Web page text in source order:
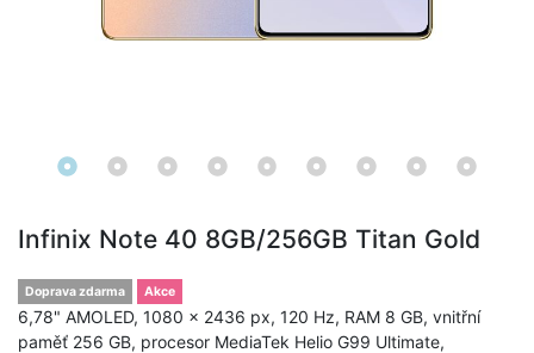
Infinix Note 40 8GB/256GB Titan Gold
Doprava zdarma Akce
6,78" AMOLED, 1080 × 2436 px, 120 Hz, RAM 8 GB, vnitřní
paměť 256 GB, procesor MediaTek Helio G99 Ultimate,